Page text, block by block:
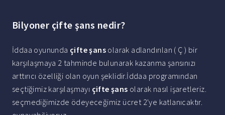
Bilyoner çifte şans nedir?
İddaa oyununda çifte şans olarak adlandırılan ( Ç ) bir
karşılaşmaya 2 tahminde bulunarak kazanma şansınızı
arttırıcı özelliği olan oyun şeklidir.İddaa programından
seçtiğimiz karşılaşmayı çifte şans olarak nasıl işaretleriz.
seçmediğimizde ödeyeceğimiz ücret 2'ye katlanıcaktır.